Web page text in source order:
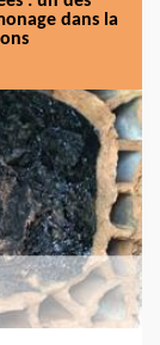
dans la